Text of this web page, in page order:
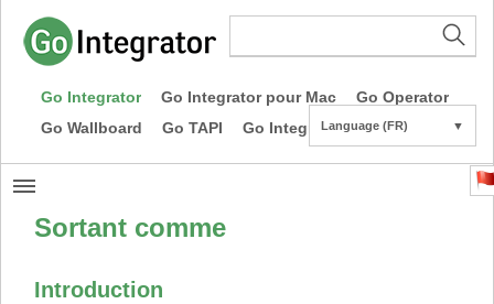
Go Integrator Go Integrator pour Mac
Go Operator
Go Wallboard
Go TAPI Go Integrator CE
Language (FR) ▼
Sortant comme
Introduction